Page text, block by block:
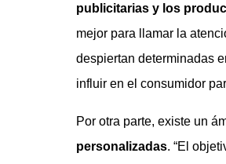
publicitarias y los
mejor para llamar la
despiertan determinadas
influir en el consumidor
Por otra parte, existe un
personalizadas. “El